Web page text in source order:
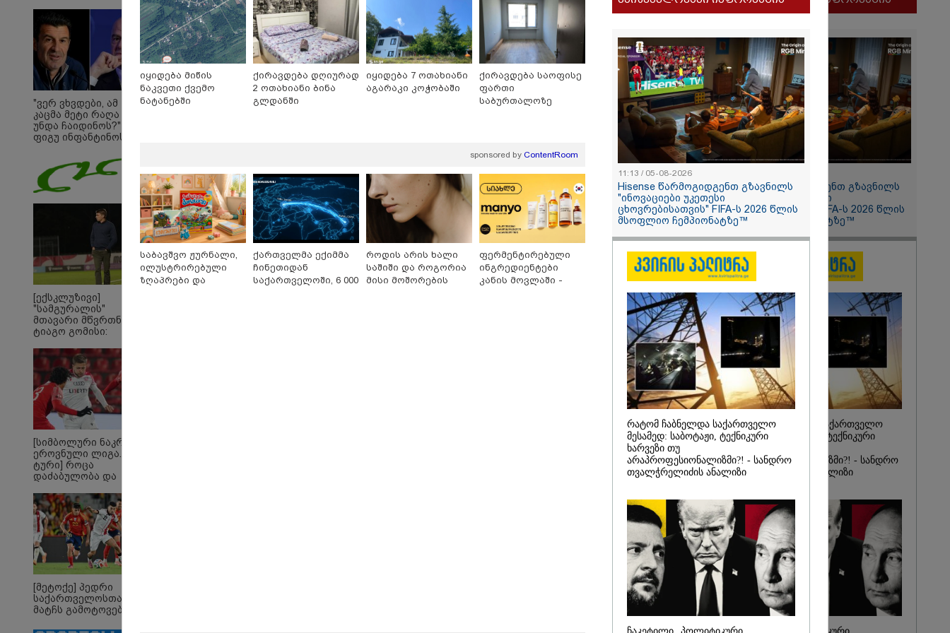
შეცდომა არის
დანაშაულის ტოლფასი" -
ეკა კუპატაძე ნანუკა
ჟორჟოლიანს
"მამის მიერ ცოტნესთვის
დატოვებულ სახლში
თვითნებურად ცხოვრობს
ადამიანი, რომელიც
ზვიადის ანდერძში ერთი
სიტყვითაც კი არ არის
მოხსენიებული" - ანა
ჯაბაური
09:32 / 05-08-2026
"4 დღე უწყლოდ და
უპუროდ გაატარეს, მათ
სიცოცხლე დავუბრუნეთ" -
ქართველი მეზღვაური
მათ შორის, ორსული
გოგონა გადაარჩინა
12:20 / 04-08-2026 16:02 / 03-08-2026
დანაშაული, 5-ჯერ
შეცვლილი მოსამართლე,
4-ჯერ თავიდან
დაწყებული საქმე...
პროკურატურას, მათ
გარეშე ეს შედეგი არ
დადგებოდა" - ქეთა
Hisense წარმოგიდგენთ გზავნილს
"ინოვაციები უკეთესი
ცხოვრებისათვის" FIFA-ს 2026 წლის
მსოფლიო ჩემპიონატზე™
რატომ ჩაბნელდა საქართველო
მესამედ: საბოტაჟი, ტექნიკური
არაპროფესიონალიზმი?! - სანდრო
თვალჭრელიძის ანალიზი
"ვერ ვხვდები, ამ
კაცმა მეტი რაღა
უნდა ჩაიდინოს?" -
ფიგუ ინფანტინოს
მოითხოვს
[ექსკლუზივი]
"სამგურალის"
მთავარი მწვრთნელი
ტიაგო გომისი:
ტალანტების
ქვეყანაა"!
[სიმბოლური ნაკრები.
ეროვნული ლიგა. XXX
ტური] როცა
დაძაბულობა და
არიან...
[მეტოქე] პედრი
საქართველოსთან
მატჩს გამოტოვებს
იყიდება მიწის
ნაკვეთი ქვემო
ნატანებში
ქირავდება დღიურად
2 ოთახიანი ბინა
გლდანში
იყიდება 7 ოთახიანი
აგარაკი კოჭობაში
ქირავდება საოფისე
ფართი
საბურთალოზე
sponsored by ContentRoom
საბავშვო ჟურნალი,
ილუსტრირებული
ზღაპრები და
ქართველმა ექიმმა
ჩინეთიდან
საქართველოში, 6 000
როდის არის ხალი
საშიში და როგორია
მისი მოშორების
ფერმენტირებული
ინგრედიენტები
კანის მოვლაში -
11:13 / 05-08-2026
Hisense წარმოგიდგენთ გზავნილს
"ინოვაციები უკეთესი
ცხოვრებისათვის" FIFA-ს 2026 წლის
მსოფლიო ჩემპიონატზე™
რატომ ჩაბნელდა საქართველო
მესამედ: საბოტაჟი, ტექნიკური
ხარვეზი თუ
არაპროფესიონალიზმი?! - სანდრო
თვალჭრელიძის ანალიზი